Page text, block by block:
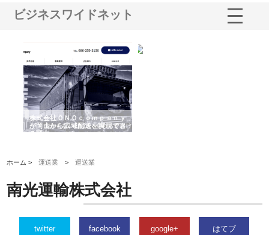
ビジネスワイドネット
株式会社ＯＮＯｃｏｍｐａｎｙ
が岡山から広域配送を実現でき
る理由
ホーム >運送業 >運送業
南光運輸株式会社
twitter facebook google+ はてブ